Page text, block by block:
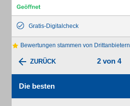
Gratis-Digitalcheck
Bewertungen stammen von Drittanbietern
ZURÜCK 2 von 4
Die besten